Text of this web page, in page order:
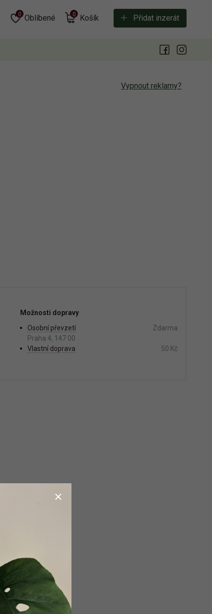
Oblíbené
0 Košík
0 Přidat inzerát
Vypnout reklamy?
Možnosti dopravy
Osobní převzetí
Praha 4, 147 00
Zdarma
Vlastní doprava 50 Kč